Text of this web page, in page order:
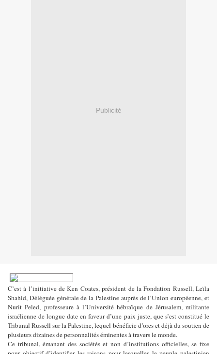
Publicité
C’est à l’initiative de Ken Coates, président de la Fondation Russell, Leïla
Shahid, Déléguée générale de la Palestine auprès de l’Union européenne, et
Nurit Peled, professeure à l’Université hébraïque de Jérusalem, militante
israélienne de longue date en faveur d’une paix juste, que s’est constitué le
Tribunal Russell sur la Palestine, lequel bénéficie d’ores et déjà du soutien de
plusieurs dizaines de personnalités éminentes à travers le monde.
Ce tribunal, émanant des sociétés et non d’institutions officielles, se fixe